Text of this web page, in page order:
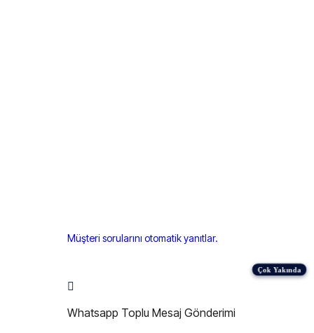
Müşteri sorularını otomatik yanıtlar.
Whatsapp Toplu Mesaj Gönderimi